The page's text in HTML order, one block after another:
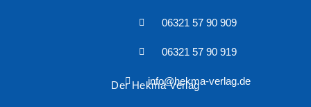
06321 57 90 909
06321 57 90 919
info@hekma-verlag.de
Der Hekma Verlag